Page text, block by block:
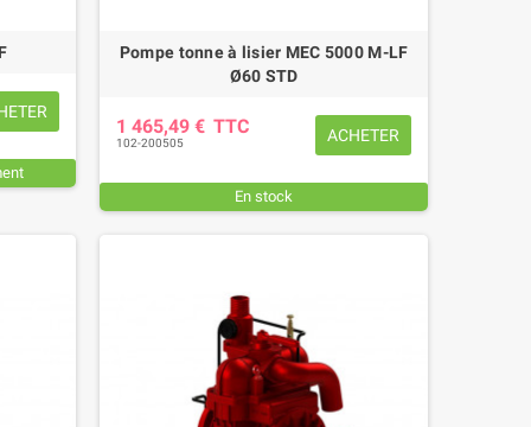
Pompe tonne à lisier MEC 5000 M-LF
Ø60 STD
1 465,49 € TTC
102-200505 ACHETER
En stock